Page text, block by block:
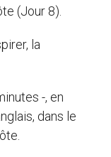
(Jour 8).
la
-, en
dans le